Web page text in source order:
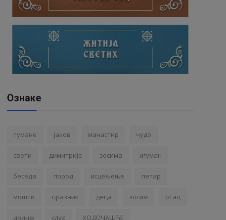
Ознаке
тумане јаков манастир чудо
свети димитрије зосима игуман
беседа пород исцељење петар
мошти празник деца зосим отац
иринеј слух ХОДОЧАШЋЕ